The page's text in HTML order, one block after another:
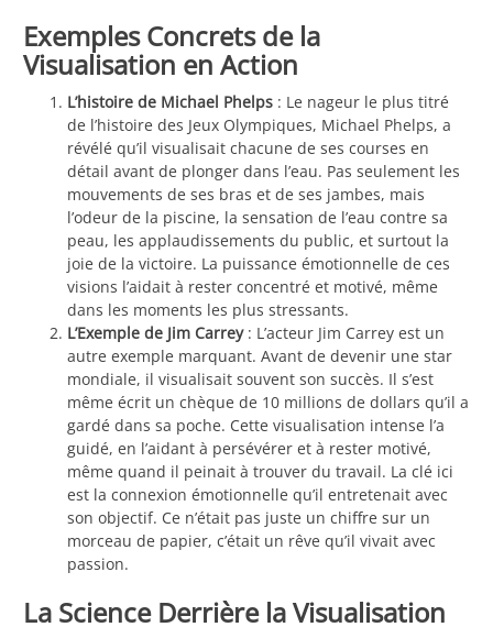
Exemples Concrets de la
Visualisation en Action
L’histoire de Michael Phelps : Le nageur le plus titré
de l’histoire des Jeux Olympiques, Michael Phelps, a
révélé qu’il visualisait chacune de ses courses en
détail avant de plonger dans l’eau. Pas seulement les
mouvements de ses bras et de ses jambes, mais
l’odeur de la piscine, la sensation de l’eau contre sa
peau, les applaudissements du public, et surtout la
joie de la victoire. La puissance émotionnelle de ces
visions l’aidait à rester concentré et motivé, même
dans les moments les plus stressants.
L’Exemple de Jim Carrey: L’acteur Jim Carrey est un
autre exemple marquant. Avant de devenir une star
mondiale, il visualisait souvent son succès. Il s’est
même écrit un chèque de 10 millions de dollars qu’il a
gardé dans sa poche. Cette visualisation intense l’a
guidé, en l’aidant à persévérer et à rester motivé,
même quand il peinait à trouver du travail. La clé ici
est la connexion émotionnelle qu’il entretenait avec
son objectif. Ce n’était pas juste un chiffre sur un
morceau de papier, c’était un rêve qu’il vivait avec
passion.
La Science Derrière la Visualisation